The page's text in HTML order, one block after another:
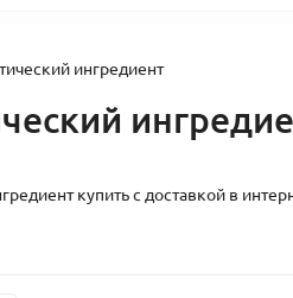
ингредиент
купить с доставкой в